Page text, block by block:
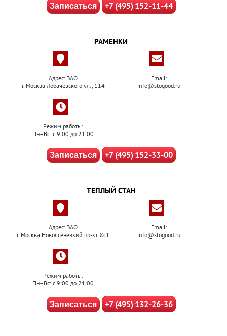
Записаться +7 (495) 152-11-44
РАМЕНКИ
Адрес: ЗАО
г. Москва Лобачевского ул., 114
Email:
info@stogood.ru
Режим работы:
Пн–Вс: с 9:00 до 21:00
Записаться +7 (495) 152-33-00
ТЕПЛЫЙ СТАН
Адрес: ЗАО
г. Москва Новоясеневкий пр-кт, 8с1
Email:
info@stogood.ru
Режим работы:
Пн–Вс: с 9:00 до 21:00
Записаться +7 (495) 132-26-36